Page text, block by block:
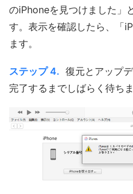
のiPhoneを見つけました」
す。表示を確認したら、「
ます。
ステップ 4. 復元とアップ
完了するまでしばらく待ちま